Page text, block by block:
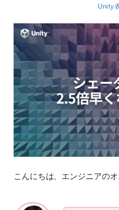
Unity
こんにちは、エンジニアのオ